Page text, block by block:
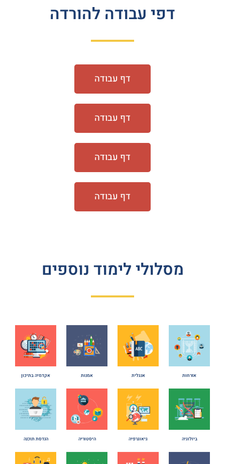
דפי עבודה להורדה
דף עבודה
דף עבודה
דף עבודה
דף עבודה
מסלולי לימוד נוספים
אזרחות אנגלית אמנות אקדמיה בתיכון
ביולוגיה גיאוגרפיה היסטוריה הנדסת תוכנה